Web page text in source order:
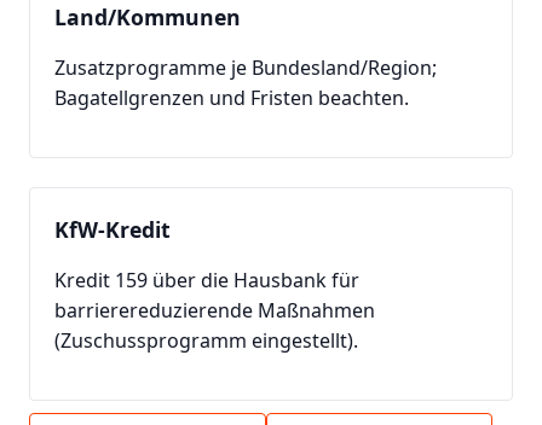
Land/Kommunen
Zusatzprogramme je Bundesland/Region;
Bagatellgrenzen und Fristen beachten.
KfW-Kredit
Kredit 159 über die Hausbank für
barrierereduzierende Maßnahmen
(Zuschussprogramm eingestellt).